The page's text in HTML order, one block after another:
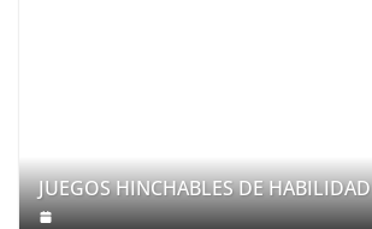
JUEGOS HINCHABLES DE HABILIDAD